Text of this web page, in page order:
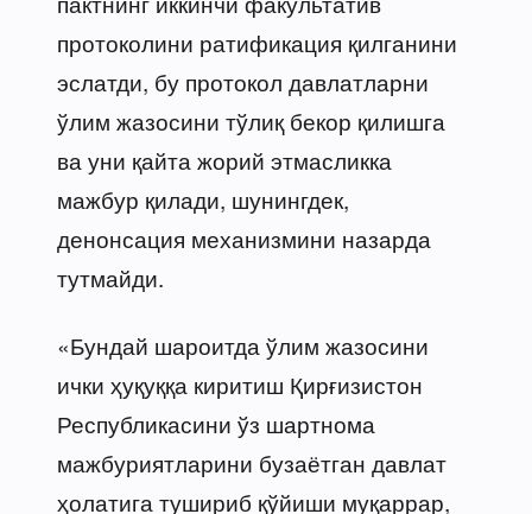
протоколини ратификация қилганини
эслатди, бу протокол давлатларни
ўлим жазосини тўлиқ бекор қилишга
ва уни қайта жорий этмасликка
мажбур қилади, шунингдек,
денонсация механизмини назарда
тутмайди.
«Бундай шароитда ўлим жазосини
ички ҳуқуққа киритиш Қирғизистон
Республикасини ўз шартнома
мажбуриятларини бузаётган давлат
ҳолатига тушириб қўйиши муқаррар,